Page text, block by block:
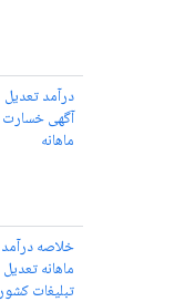
درآمد تعدیل
آگهی خسارت
ماهانه
خلاصه درآمد
ماهانه تعدیل
تبلیغات کشور